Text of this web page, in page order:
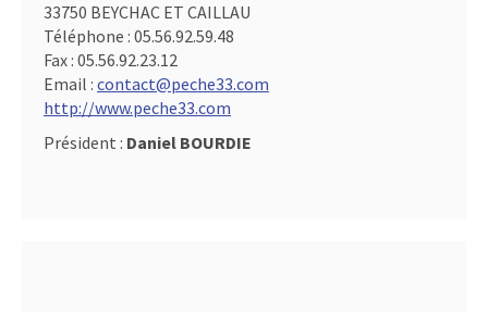
33750 BEYCHAC ET CAILLAU
Téléphone : 05.56.92.59.48
Fax : 05.56.92.23.12
Email : contact@peche33.com
http://www.peche33.com
Président : Daniel BOURDIE